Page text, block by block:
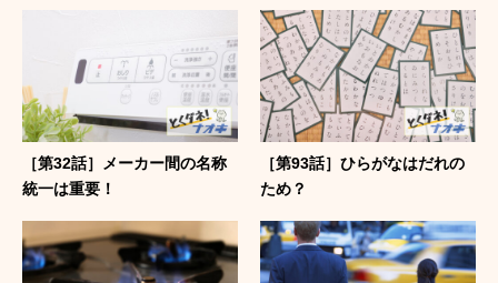
［第32話］メーカー間の名称
統一は重要！
［第93話］ひらがなはだれの
ため？